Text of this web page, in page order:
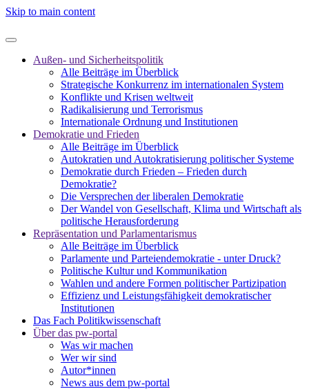
Skip to main content
Außen- und Sicherheitspolitik
Alle Beiträge im Überblick
Strategische Konkurrenz im internationalen System
Konflikte und Krisen weltweit
Radikalisierung und Terrorismus
Internationale Ordnung und Institutionen
Demokratie und Frieden
Alle Beiträge im Überblick
Autokratien und Autokratisierung politischer Systeme
Demokratie durch Frieden – Frieden durch
Demokratie?
Die Versprechen der liberalen Demokratie
Der Wandel von Gesellschaft, Klima und Wirtschaft als
politische Herausforderung
Repräsentation und Parlamentarismus
Alle Beiträge im Überblick
Parlamente und Parteiendemokratie - unter Druck?
Politische Kultur und Kommunikation
Wahlen und andere Formen politischer Partizipation
Effizienz und Leistungsfähigkeit demokratischer
Institutionen
Das Fach Politikwissenschaft
Über das pw-portal
Was wir machen
Wer wir sind
Autor*innen
News aus dem pw-portal